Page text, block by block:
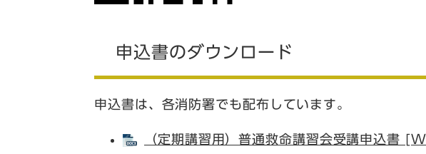
申込書のダウンロード
申込書は、各消防署でも配布しています。
（定期講習用）普通救命講習会受講申込書